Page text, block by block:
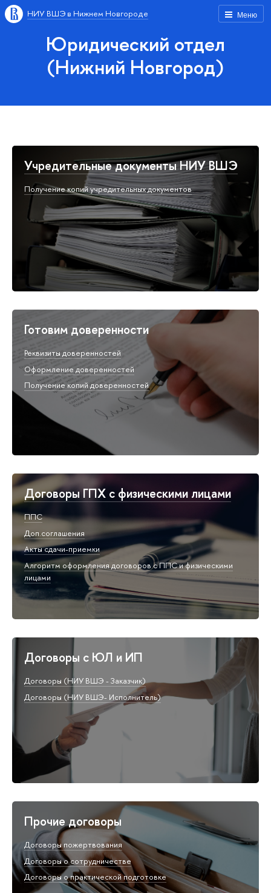
Меню
НИУ ВШЭ в Нижнем Новгороде
Юридический отдел
(Нижний Новгород)
Учредительные документы НИУ ВШЭ
Получение копий учредительных документов
Готовим доверенности
Реквизиты доверенностей
Оформление доверенностей
Получение копий доверенностей
Договоры ГПХ с физическими лицами
ППС
Доп.соглашения
Акты сдачи-приемки
Алгоритм оформления договоров с ППС и физическими
лицами
Договоры с ЮЛ и ИП
Договоры (НИУ ВШЭ - Заказчик)
Договоры (НИУ ВШЭ- Исполнитель)
Прочие договоры
Договоры пожертвования
Договоры о сотрудничестве
Договоры о практической подготовке